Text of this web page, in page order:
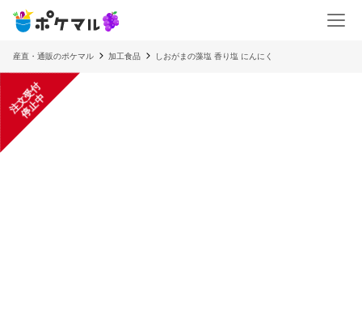
産直・通販のポケマル 加工食品 しおがまの藻塩 香り塩 にんにく
注
文
受
付
停
止
中